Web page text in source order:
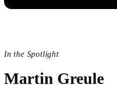
In the Spotlight
Martin Greule